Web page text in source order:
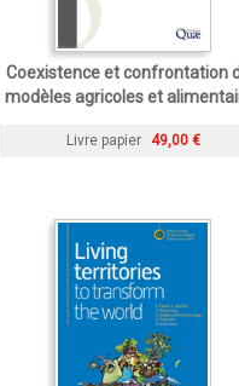
Coexistence et confrontation
modèles agricoles et
Livre papier 49,00 €